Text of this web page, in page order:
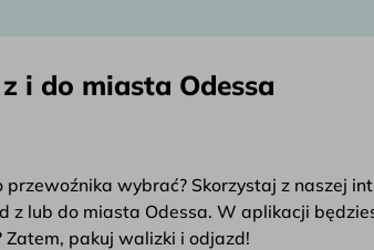
i do miasta Odessa
wybrać? Skorzystaj z naszej
lub do miasta Odessa. W aplikacji
Zatem, pakuj walizki i odjazd!